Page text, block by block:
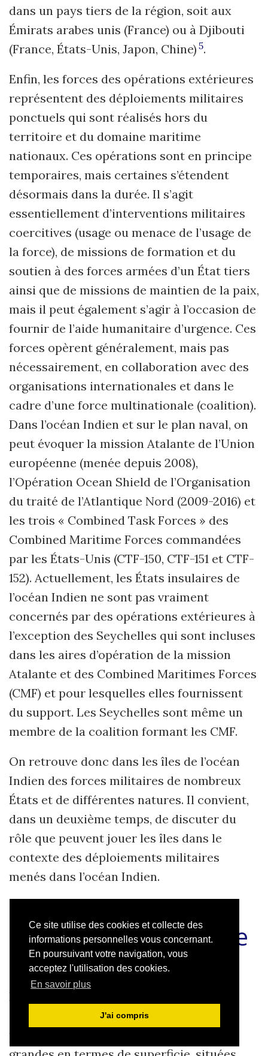
Ce site utilise des cookies et collecte des
informations personnelles vous concernant.
En poursuivant votre navigation, vous
acceptez l'utilisation des cookies.
En savoir plus
J'ai compris
dans un pays tiers de la région, soit aux
Émirats arabes unis (France) ou à Djibouti
(France, États-Unis, Japon, Chine) 5.
Enfin, les forces des opérations extérieures
représentent des déploiements militaires
ponctuels qui sont réalisés hors du
territoire et du domaine maritime
nationaux. Ces opérations sont en principe
temporaires, mais certaines s’étendent
désormais dans la durée. Il s’agit
essentiellement d’interventions militaires
coercitives (usage ou menace de l’usage de
la force), de missions de formation et du
soutien à des forces armées d’un État tiers
ainsi que de missions de maintien de la paix,
mais il peut également s’agir à l’occasion de
fournir de l’aide humanitaire d’urgence. Ces
forces opèrent généralement, mais pas
nécessairement, en collaboration avec des
organisations internationales et dans le
cadre d’une force multinationale (coalition).
Dans l’océan Indien et sur le plan naval, on
peut évoquer la mission Atalante de l’Union
européenne (menée depuis 2008),
l’Opération Ocean Shield de l’Organisation
du traité de l’Atlantique Nord (2009-2016) et
les trois « Combined Task Forces » des
Combined Maritime Forces commandées
par les États-Unis (CTF-150, CTF-151 et CTF-
152). Actuellement, les États insulaires de
l’océan Indien ne sont pas vraiment
concernés par des opérations extérieures à
l’exception des Seychelles qui sont incluses
dans les aires d’opération de la mission
Atalante et des Combined Maritimes Forces
(CMF) et pour lesquelles elles fournissent
du support. Les Seychelles sont même un
membre de la coalition formant les CMF.
On retrouve donc dans les îles de l’océan
Indien des forces militaires de nombreux
États et de différentes natures. Il convient,
dans un deuxième temps, de discuter du
rôle que peuvent jouer les îles dans le
contexte des déploiements militaires
menés dans l’océan Indien.
Le rôle des îles dans
le théâtre stratégique
de l’océan Indien
En milieu maritime, les îles représentent
souvent des positions fort avantageuses
pour les activités militaires. Petites ou